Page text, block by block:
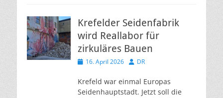
Krefelder Seidenfabrik
wird Reallabor für
zirkuläres Bauen
Veröffentlicht
16. April 2026 Autor
DR
Krefeld war einmal Europas
Seidenhauptstadt. Jetzt soll die